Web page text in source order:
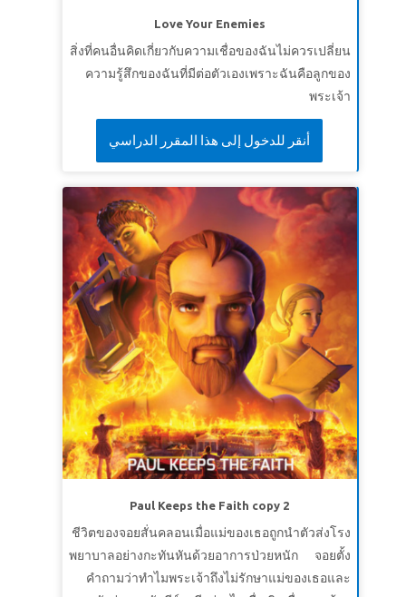
Love Your Enemies
สิ่งที่คนอื่นคิดเกี่ยวกับความเชื่อของฉันไม่ควรเปลี่ยน
ความรู้สึกของฉันที่มีต่อตัวเองเพราะฉันคือลูกของ
พระเจ้า
أنقر للدخول إلى هذا المقرر الدراسي
Paul Keeps the Faith copy 2
ชีวิตของจอยสั่นคลอนเมื่อแม่ของเธอถูกนำตัวส่งโรง
พยาบาลอย่างกะทันหันด้วยอาการป่วยหนัก จอยตั้ง
คำถามว่าทำไมพระเจ้าถึงไม่รักษาแม่ของเธอและ